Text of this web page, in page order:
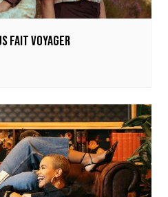
fait voyager